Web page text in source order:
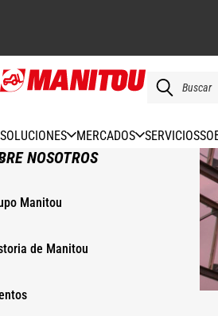
Pasar
al
SOLUCIONES MERCADOS SERVICIOS
NOSOTROS
Manitou
de Manitou